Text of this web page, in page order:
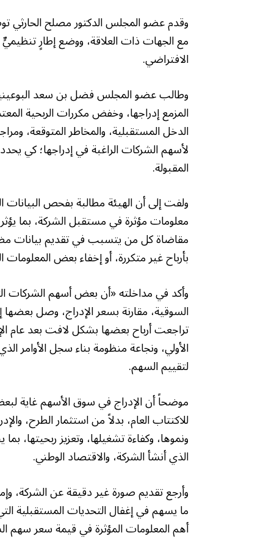
وقدم عضو المجلس الدكتور مصلح الحارثي
مع الجهات ذات العلاقة، ووضع إطارٍ تنظيميٍّ
الافتراضي.
وطالب عضو المجلس فضل بن سعد
المزمع إدراجها، وخفض مكررات الربحية
الدخل المستقبلية، والمخاطر المتوقعة،
لأسهم الشركات الراغبة في إدراجها؛ كي
المقبولة.
ولفت إلى أن الهيئة مطالبة بفحص
معلومات مؤثرة في مستقبل الشركة، بما
مقاضاة كل من يتسبب في تقديم بيانات
بأرباح غير متكررة، أو إخفاء بعض
وأكد في مداخلته «أن بعض أسهم الشركات
تراجعت أرباح بعضها بشكل لافت بعد عام
الأولي، ونجاعة منظومة بناء سجل الأوامر
لتقييم السهم.
موضحاً أن الإدراج في سوق الأسهم غاية
للاكتتاب العام، بدلاً من استثمار الطرح،
ونموها، وكفاءة تشغيلها، وتعزيز ربحيتها،
الذي أنشأ الشركة، والاقتصاد الوطني.
وأرجع تقديم صورة غير دقيقة عن الشركة،
ما يسهم في إغفال التحديات المستقبلية
أهم المعلومات المؤثرة في قيمة سعر سهم